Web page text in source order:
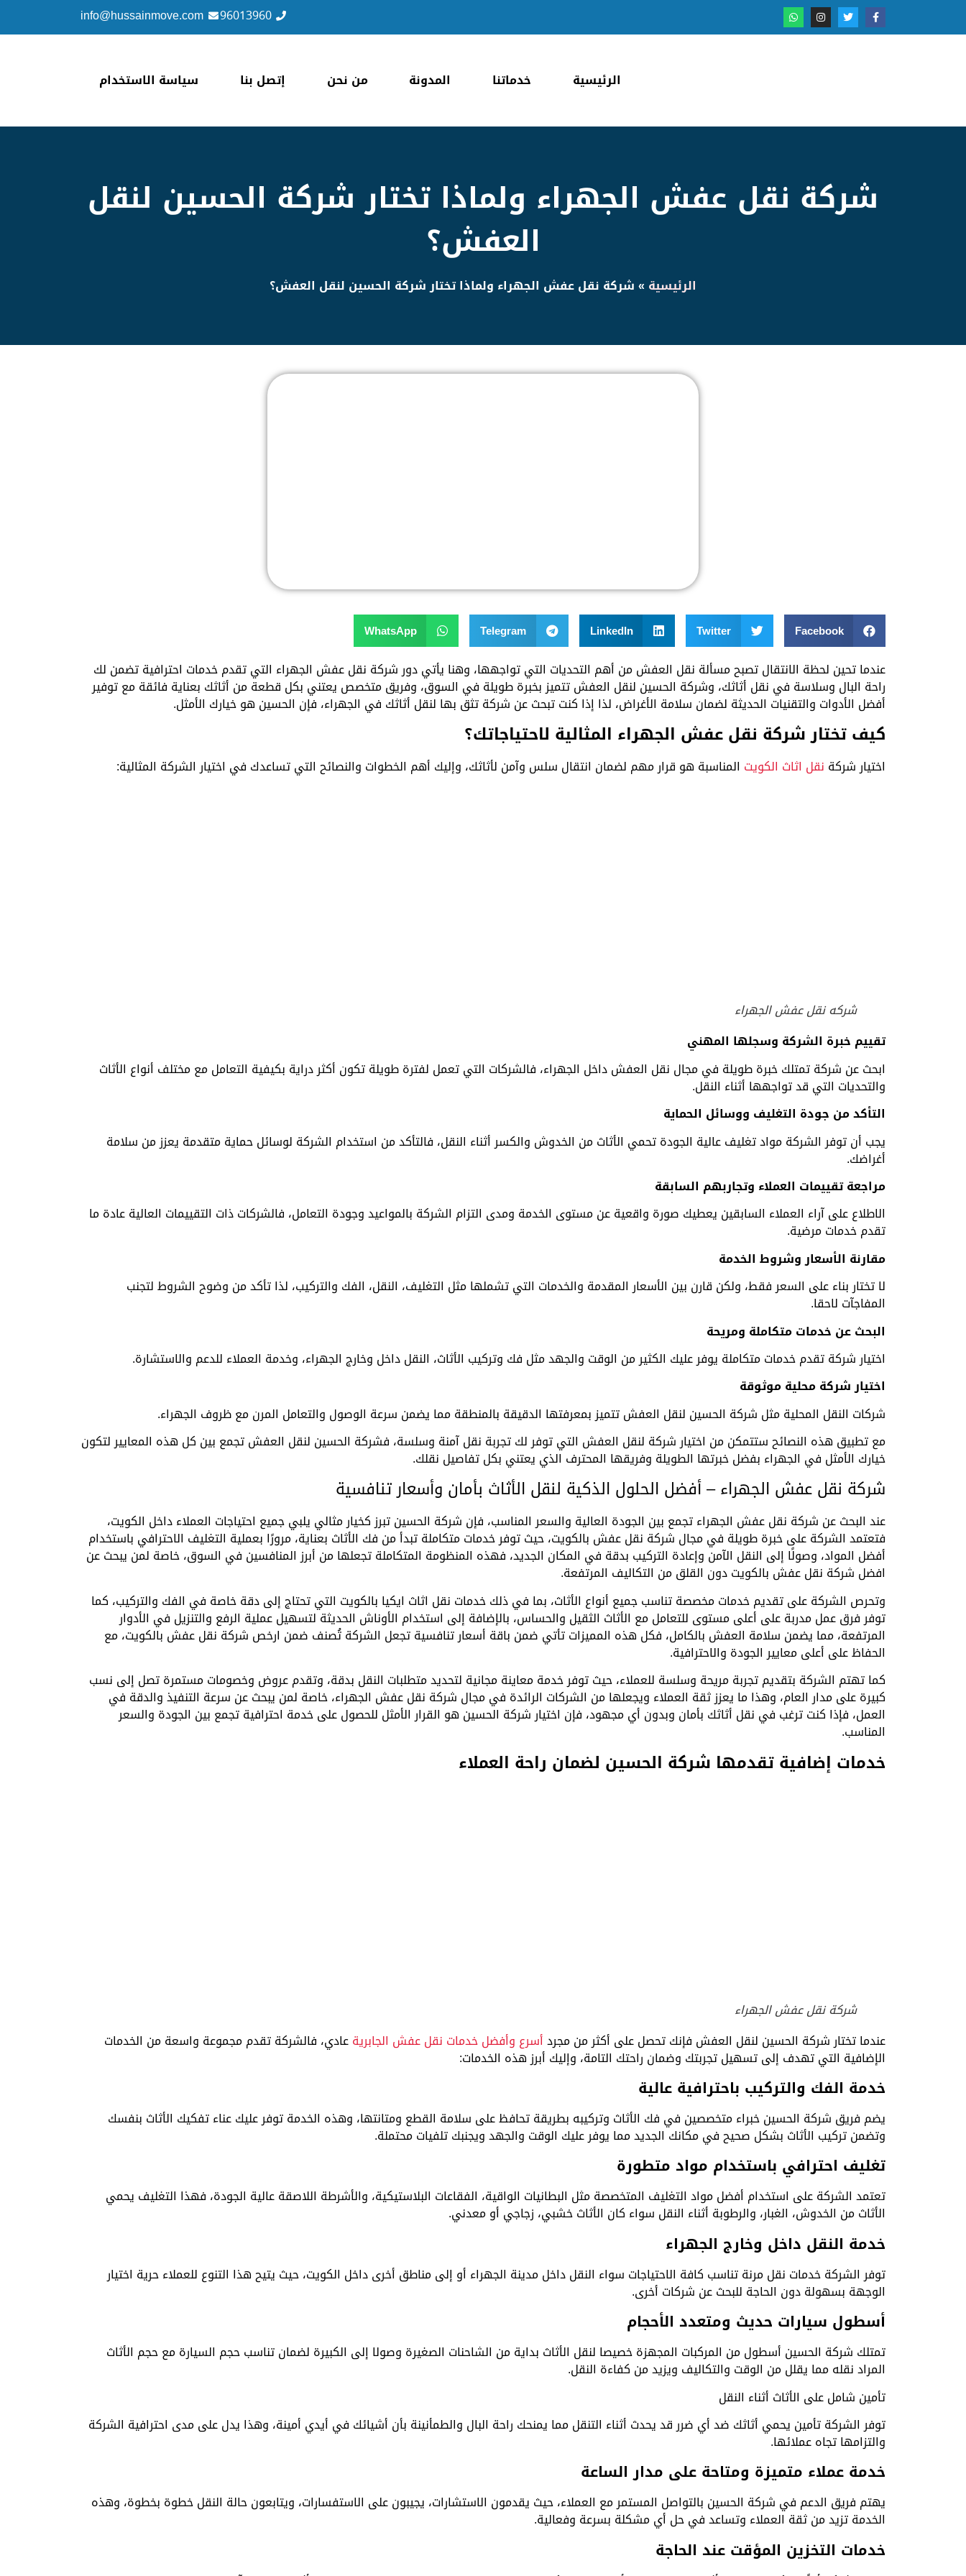
96013960
info@hussainmove.com
الرئيسية خدماتنا المدونة من نحن إتصل بنا سياسة الاستخدام
شركة نقل عفش الجهراء ولماذا تختار شركة الحسين لنقل
العفش؟
الرئيسية »شركة نقل عفش الجهراء ولماذا تختار شركة الحسين لنقل العفش؟
Facebook
Twitter
LinkedIn
Telegram
WhatsApp
عندما تحين لحظة الانتقال تصبح مسألة نقل العفش من أهم التحديات التي تواجهها، وهنا يأتي دور شركة نقل عفش الجهراء التي تقدم خدمات احترافية تضمن لك
راحة البال وسلاسة في نقل أثاثك، وشركة الحسين لنقل العفش تتميز بخبرة طويلة في السوق، وفريق متخصص يعتني بكل قطعة من أثاثك بعناية فائقة مع توفير
أفضل الأدوات والتقنيات الحديثة لضمان سلامة الأغراض، لذا إذا كنت تبحث عن شركة تثق بها لنقل أثاثك في الجهراء، فإن الحسين هو خيارك الأمثل.
كيف تختار شركة نقل عفش الجهراء المثالية لاحتياجاتك؟
اختيار شركة نقل اثاث الكويت المناسبة هو قرار مهم لضمان انتقال سلس وآمن لأثاثك، وإليك أهم الخطوات والنصائح التي تساعدك في اختيار الشركة المثالية:
شركه نقل عفش الجهراء
تقييم خبرة الشركة وسجلها المهني
ابحث عن شركة تمتلك خبرة طويلة في مجال نقل العفش داخل الجهراء، فالشركات التي تعمل لفترة طويلة تكون أكثر دراية بكيفية التعامل مع مختلف أنواع الأثاث
والتحديات التي قد تواجهها أثناء النقل.
التأكد من جودة التغليف ووسائل الحماية
يجب أن توفر الشركة مواد تغليف عالية الجودة تحمي الأثاث من الخدوش والكسر أثناء النقل، فالتأكد من استخدام الشركة لوسائل حماية متقدمة يعزز من سلامة
أغراضك.
مراجعة تقييمات العملاء وتجاربهم السابقة
الاطلاع على آراء العملاء السابقين يعطيك صورة واقعية عن مستوى الخدمة ومدى التزام الشركة بالمواعيد وجودة التعامل، فالشركات ذات التقييمات العالية عادة ما
تقدم خدمات مرضية.
مقارنة الأسعار وشروط الخدمة
لا تختار بناء على السعر فقط، ولكن قارن بين الأسعار المقدمة والخدمات التي تشملها مثل التغليف، النقل، الفك والتركيب، لذا تأكد من وضوح الشروط لتجنب
المفاجآت لاحقا.
البحث عن خدمات متكاملة ومريحة
اختيار شركة تقدم خدمات متكاملة يوفر عليك الكثير من الوقت والجهد مثل فك وتركيب الأثاث، النقل داخل وخارج الجهراء، وخدمة العملاء للدعم والاستشارة.
اختيار شركة محلية موثوقة
شركات النقل المحلية مثل شركة الحسين لنقل العفش تتميز بمعرفتها الدقيقة بالمنطقة مما يضمن سرعة الوصول والتعامل المرن مع ظروف الجهراء.
مع تطبيق هذه النصائح ستتمكن من اختيار شركة لنقل العفش التي توفر لك تجربة نقل آمنة وسلسة، فشركة الحسين لنقل العفش تجمع بين كل هذه المعايير لتكون
خيارك الأمثل في الجهراء بفضل خبرتها الطويلة وفريقها المحترف الذي يعتني بكل تفاصيل نقلك.
شركة نقل عفش الجهراء – أفضل الحلول الذكية لنقل الأثاث بأمان وأسعار تنافسية
عند البحث عن شركة نقل عفش الجهراء تجمع بين الجودة العالية والسعر المناسب، فإن شركة الحسين تبرز كخيار مثالي يلبي جميع احتياجات العملاء داخل الكويت،
فتعتمد الشركة على خبرة طويلة في مجال شركة نقل عفش بالكويت، حيث توفر خدمات متكاملة تبدأ من فك الأثاث بعناية، مرورًا بعملية التغليف الاحترافي باستخدام
أفضل المواد، وصولًا إلى النقل الآمن وإعادة التركيب بدقة في المكان الجديد، فهذه المنظومة المتكاملة تجعلها من أبرز المنافسين في السوق، خاصة لمن يبحث عن
افضل شركة نقل عفش بالكويت دون القلق من التكاليف المرتفعة.
وتحرص الشركة على تقديم خدمات مخصصة تناسب جميع أنواع الأثاث، بما في ذلك خدمات نقل اثاث ايكيا بالكويت التي تحتاج إلى دقة خاصة في الفك والتركيب، كما
توفر فرق عمل مدربة على أعلى مستوى للتعامل مع الأثاث الثقيل والحساس، بالإضافة إلى استخدام الأوناش الحديثة لتسهيل عملية الرفع والتنزيل في الأدوار
المرتفعة، مما يضمن سلامة العفش بالكامل، فكل هذه المميزات تأتي ضمن باقة أسعار تنافسية تجعل الشركة تُصنف ضمن ارخص شركة نقل عفش بالكويت، مع
الحفاظ على أعلى معايير الجودة والاحترافية.
كما تهتم الشركة بتقديم تجربة مريحة وسلسة للعملاء، حيث توفر خدمة معاينة مجانية لتحديد متطلبات النقل بدقة، وتقدم عروض وخصومات مستمرة تصل إلى نسب
كبيرة على مدار العام، وهذا ما يعزز ثقة العملاء ويجعلها من الشركات الرائدة في مجال شركة نقل عفش الجهراء، خاصة لمن يبحث عن سرعة التنفيذ والدقة في
العمل، فإذا كنت ترغب في نقل أثاثك بأمان وبدون أي مجهود، فإن اختيار شركة الحسين هو القرار الأمثل للحصول على خدمة احترافية تجمع بين الجودة والسعر
المناسب.
خدمات إضافية تقدمها شركة الحسين لضمان راحة العملاء
شركة نقل عفش الجهراء
عندما تختار شركة الحسين لنقل العفش فإنك تحصل على أكثر من مجردأسرع وأفضل خدمات نقل عفش الجابريةعادي، فالشركة تقدم مجموعة واسعة من الخدمات
الإضافية التي تهدف إلى تسهيل تجربتك وضمان راحتك التامة، وإليك أبرز هذه الخدمات:
خدمة الفك والتركيب باحترافية عالية
يضم فريق شركة الحسين خبراء متخصصين في فك الأثاث وتركيبه بطريقة تحافظ على سلامة القطع ومتانتها، وهذه الخدمة توفر عليك عناء تفكيك الأثاث بنفسك
وتضمن تركيب الأثاث بشكل صحيح في مكانك الجديد مما يوفر عليك الوقت والجهد ويجنبك تلفيات محتملة.
تغليف احترافي باستخدام مواد متطورة
تعتمد الشركة على استخدام أفضل مواد التغليف المتخصصة مثل البطانيات الواقية، الفقاعات البلاستيكية، والأشرطة اللاصقة عالية الجودة، فهذا التغليف يحمي
الأثاث من الخدوش، الغبار، والرطوبة أثناء النقل سواء كان الأثاث خشبي، زجاجي أو معدني.
خدمة النقل داخل وخارج الجهراء
توفر الشركة خدمات نقل مرنة تناسب كافة الاحتياجات سواء النقل داخل مدينة الجهراء أو إلى مناطق أخرى داخل الكويت، حيث يتيح هذا التنوع للعملاء حرية اختيار
الوجهة بسهولة دون الحاجة للبحث عن شركات أخرى.
أسطول سيارات حديث ومتعدد الأحجام
تمتلك شركة الحسين أسطول من المركبات المجهزة خصيصا لنقل الأثاث بداية من الشاحنات الصغيرة وصولا إلى الكبيرة لضمان تناسب حجم السيارة مع حجم الأثاث
المراد نقله مما يقلل من الوقت والتكاليف ويزيد من كفاءة النقل.
تأمين شامل على الأثاث أثناء النقل
توفر الشركة تأمين يحمي أثاثك ضد أي ضرر قد يحدث أثناء التنقل مما يمنحك راحة البال والطمأنينة بأن أشيائك في أيدي أمينة، وهذا يدل على مدى احترافية الشركة
والتزامها تجاه عملائها.
خدمة عملاء متميزة ومتاحة على مدار الساعة
يهتم فريق الدعم في شركة الحسين بالتواصل المستمر مع العملاء، حيث يقدمون الاستشارات، يجيبون على الاستفسارات، ويتابعون حالة النقل خطوة بخطوة، وهذه
الخدمة تزيد من ثقة العملاء وتساعد في حل أي مشكلة بسرعة وفعالية.
خدمات التخزين المؤقت عند الحاجة